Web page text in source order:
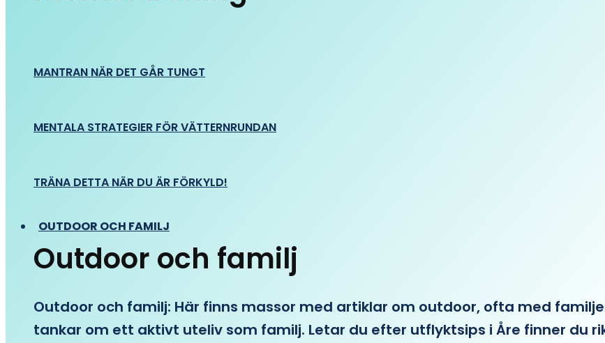
MANTRAN NÄR DET GÅR TUNGT
MENTALA STRATEGIER FÖR VÄTTERNRUNDAN
TRÄNA DETTA NÄR DU ÄR FÖRKYLD!
OUTDOOR OCH FAMILJ
Outdoor och familj
Outdoor och familj: Här finns massor med artiklar om outdoor, ofta med
tankar om ett aktivt uteliv som familj. Letar du efter utflyktsips i Åre finner du